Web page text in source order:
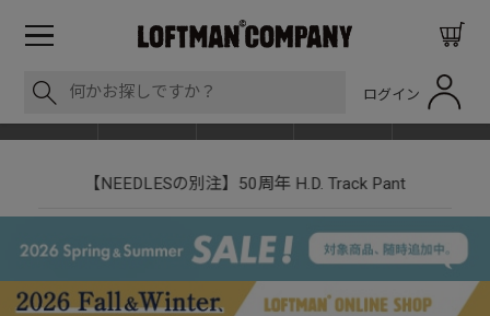
ログイン
【NEEDLESの別注】50周年 H.D. Track Pant